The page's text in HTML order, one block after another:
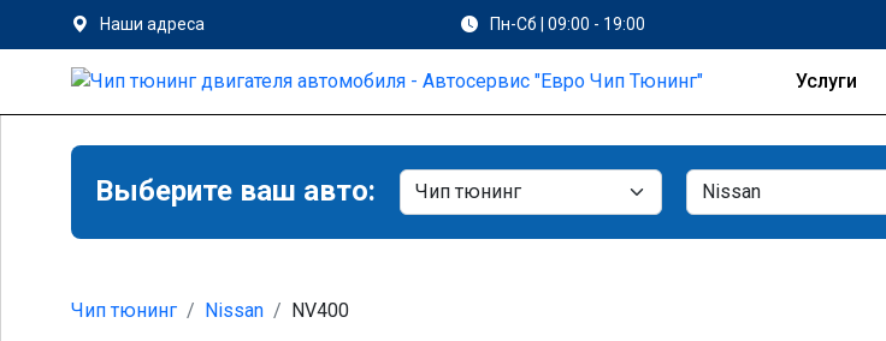
Наши адреса Пн-Сб | 09:00 - 19:00
Услуги
Выберите ваш авто:
Чип тюнинг Nissan NV400